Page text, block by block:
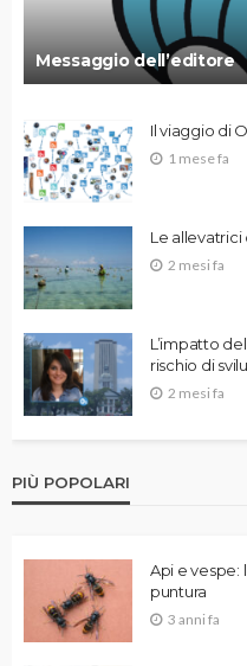
Messaggio dell’editore
Il viaggio di
1 mese fa
Le allevatrici
2 mesi fa
L’impatto
rischio di
2 mesi fa
PIÙ POPOLARI
Api e vespe:
puntura
3 anni fa